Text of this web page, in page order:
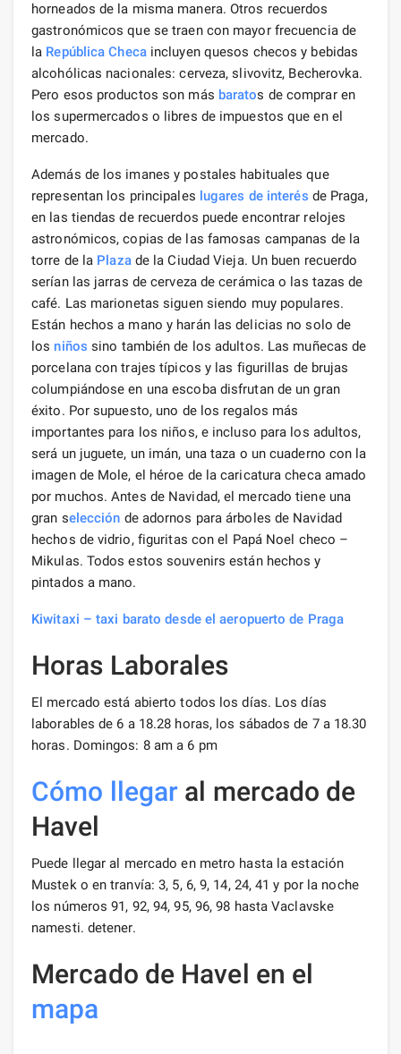
horneados de la misma manera. Otros recuerdos
gastronómicos que se traen con mayor frecuencia de
la República Checaincluyen quesos checos y bebidas
alcohólicas nacionales: cerveza, slivovitz, Becherovka.
Pero esos productos son más baratos de comprar en
los supermercados o libres de impuestos que en el
mercado.
Además de los imanes y postales habituales que
representan los principales lugares de interés de Praga,
en las tiendas de recuerdos puede encontrar relojes
astronómicos, copias de las famosas campanas de la
torre de la Plazade la Ciudad Vieja. Un buen recuerdo
serían las jarras de cerveza de cerámica o las tazas de
café. Las marionetas siguen siendo muy populares.
Están hechos a mano y harán las delicias no solo de
los niños sino también de los adultos. Las muñecas de
porcelana con trajes típicos y las figurillas de brujas
columpiándose en una escoba disfrutan de un gran
éxito. Por supuesto, uno de los regalos más
importantes para los niños, e incluso para los adultos,
será un juguete, un imán, una taza o un cuaderno con la
imagen de Mole, el héroe de la caricatura checa amado
por muchos. Antes de Navidad, el mercado tiene una
gran selección de adornos para árboles de Navidad
hechos de vidrio, figuritas con el Papá Noel checo –
Mikulas. Todos estos souvenirs están hechos y
pintados a mano.
Kiwitaxi – taxi barato desde el aeropuerto de Praga
Horas Laborales
El mercado está abierto todos los días. Los días
laborables de 6 a 18.28 horas, los sábados de 7 a 18.30
horas. Domingos: 8 am a 6 pm
Cómo llegar al mercado de
Havel
Puede llegar al mercado en metro hasta la estación
Mustek o en tranvía: 3, 5, 6, 9, 14, 24, 41 y por la noche
los números 91, 92, 94, 95, 96, 98 hasta Vaclavske
namesti. detener.
Mercado de Havel en el
mapa